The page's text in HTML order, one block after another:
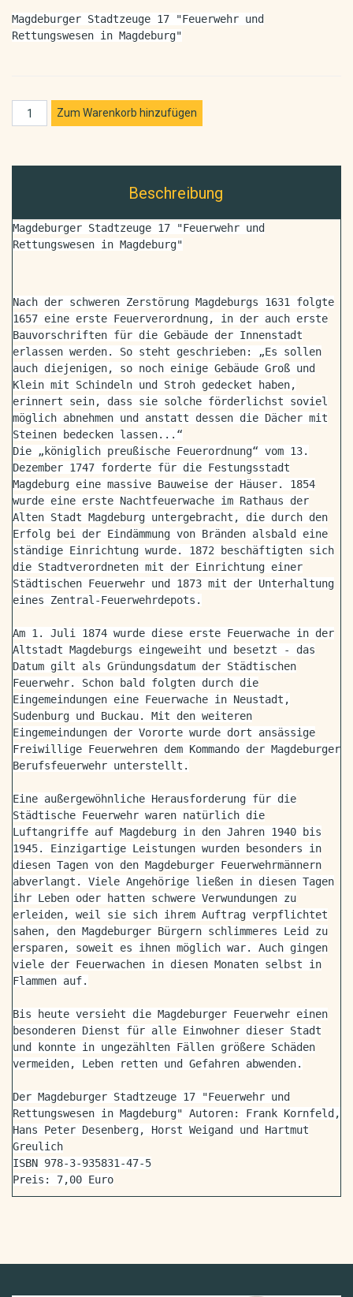
Magdeburger Stadtzeuge 17 "Feuerwehr und
Rettungswesen in Magdeburg"
Beschreibung
Magdeburger Stadtzeuge 17 "Feuerwehr und
Rettungswesen in Magdeburg"
Nach der schweren Zerstörung Magdeburgs 1631 folgte
1657 eine erste Feuerverordnung, in der auch erste
Bauvorschriften für die Gebäude der Innenstadt
erlassen werden. So steht geschrieben: „Es sollen
auch diejenigen, so noch einige Gebäude Groß und
Klein mit Schindeln und Stroh gedecket haben,
erinnert sein, dass sie solche förderlichst soviel
möglich abnehmen und anstatt dessen die Dächer mit
Steinen bedecken lassen...“
Die „königlich preußische Feuerordnung“ vom 13.
Dezember 1747 forderte für die Festungsstadt
Magdeburg eine massive Bauweise der Häuser. 1854
wurde eine erste Nachtfeuerwache im Rathaus der
Alten Stadt Magdeburg untergebracht, die durch den
Erfolg bei der Eindämmung von Bränden alsbald eine
ständige Einrichtung wurde. 1872 beschäftigten sich
die Stadtverordneten mit der Einrichtung einer
Städtischen Feuerwehr und 1873 mit der Unterhaltung
eines Zentral-Feuerwehrdepots.
Am 1. Juli 1874 wurde diese erste Feuerwache in der
Altstadt Magdeburgs eingeweiht und besetzt - das
Datum gilt als Gründungsdatum der Städtischen
Feuerwehr. Schon bald folgten durch die
Eingemeindungen eine Feuerwache in Neustadt,
Sudenburg und Buckau. Mit den weiteren
Eingemeindungen der Vororte wurde dort ansässige
Freiwillige Feuerwehren dem Kommando der Magdeburger
Berufsfeuerwehr unterstellt.
Eine außergewöhnliche Herausforderung für die
Städtische Feuerwehr waren natürlich die
Luftangriffe auf Magdeburg in den Jahren 1940 bis
1945. Einzigartige Leistungen wurden besonders in
diesen Tagen von den Magdeburger Feuerwehrmännern
abverlangt. Viele Angehörige ließen in diesen Tagen
ihr Leben oder hatten schwere Verwundungen zu
erleiden, weil sie sich ihrem Auftrag verpflichtet
sahen, den Magdeburger Bürgern schlimmeres Leid zu
ersparen, soweit es ihnen möglich war. Auch gingen
viele der Feuerwachen in diesen Monaten selbst in
Flammen auf.
Bis heute versieht die Magdeburger Feuerwehr einen
besonderen Dienst für alle Einwohner dieser Stadt
und konnte in ungezählten Fällen größere Schäden
vermeiden, Leben retten und Gefahren abwenden.
Der Magdeburger Stadtzeuge 17 "Feuerwehr und
Rettungswesen in Magdeburg" Autoren: Frank Kornfeld,
Hans Peter Desenberg, Horst Weigand und Hartmut
Greulich
ISBN 978-3-935831-47-5
Preis: 7,00 Euro